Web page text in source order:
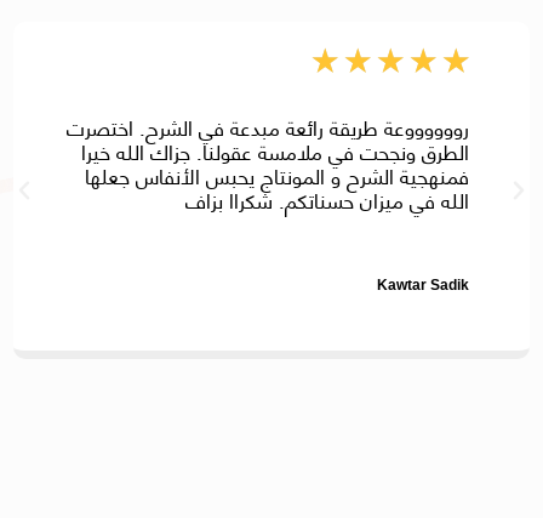
★
★
★
★
★
Kawtar Sadik
رووووووعة طريقة رائعة مبدعة في الشرح. اختصرت
الطرق ونجحت في ملامسة عقولنا. جزاك الله خيرا
فمنهجية الشرح و المونتاج يحبس الأنفاس جعلها
الله في ميزان حسناتكم. شكراا بزاف